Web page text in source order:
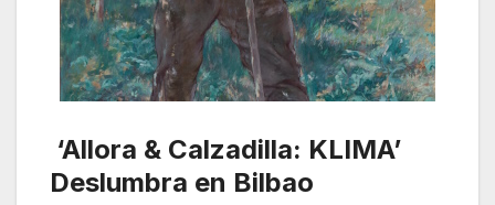
‘Allora & Calzadilla: KLIMA’
Deslumbra en Bilbao